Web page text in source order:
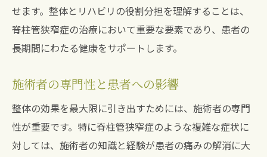
せます。整体とリハビリの役割分担を理解することは、
脊柱管狭窄症の治療において重要な要素であり、患者の
長期間にわたる健康をサポートします。
施術者の専門性と患者への影響
整体の効果を最大限に引き出すためには、施術者の専門
性が重要です。特に脊柱管狭窄症のような複雑な症状に
対しては、施術者の知識と経験が患者の痛みの解消に大